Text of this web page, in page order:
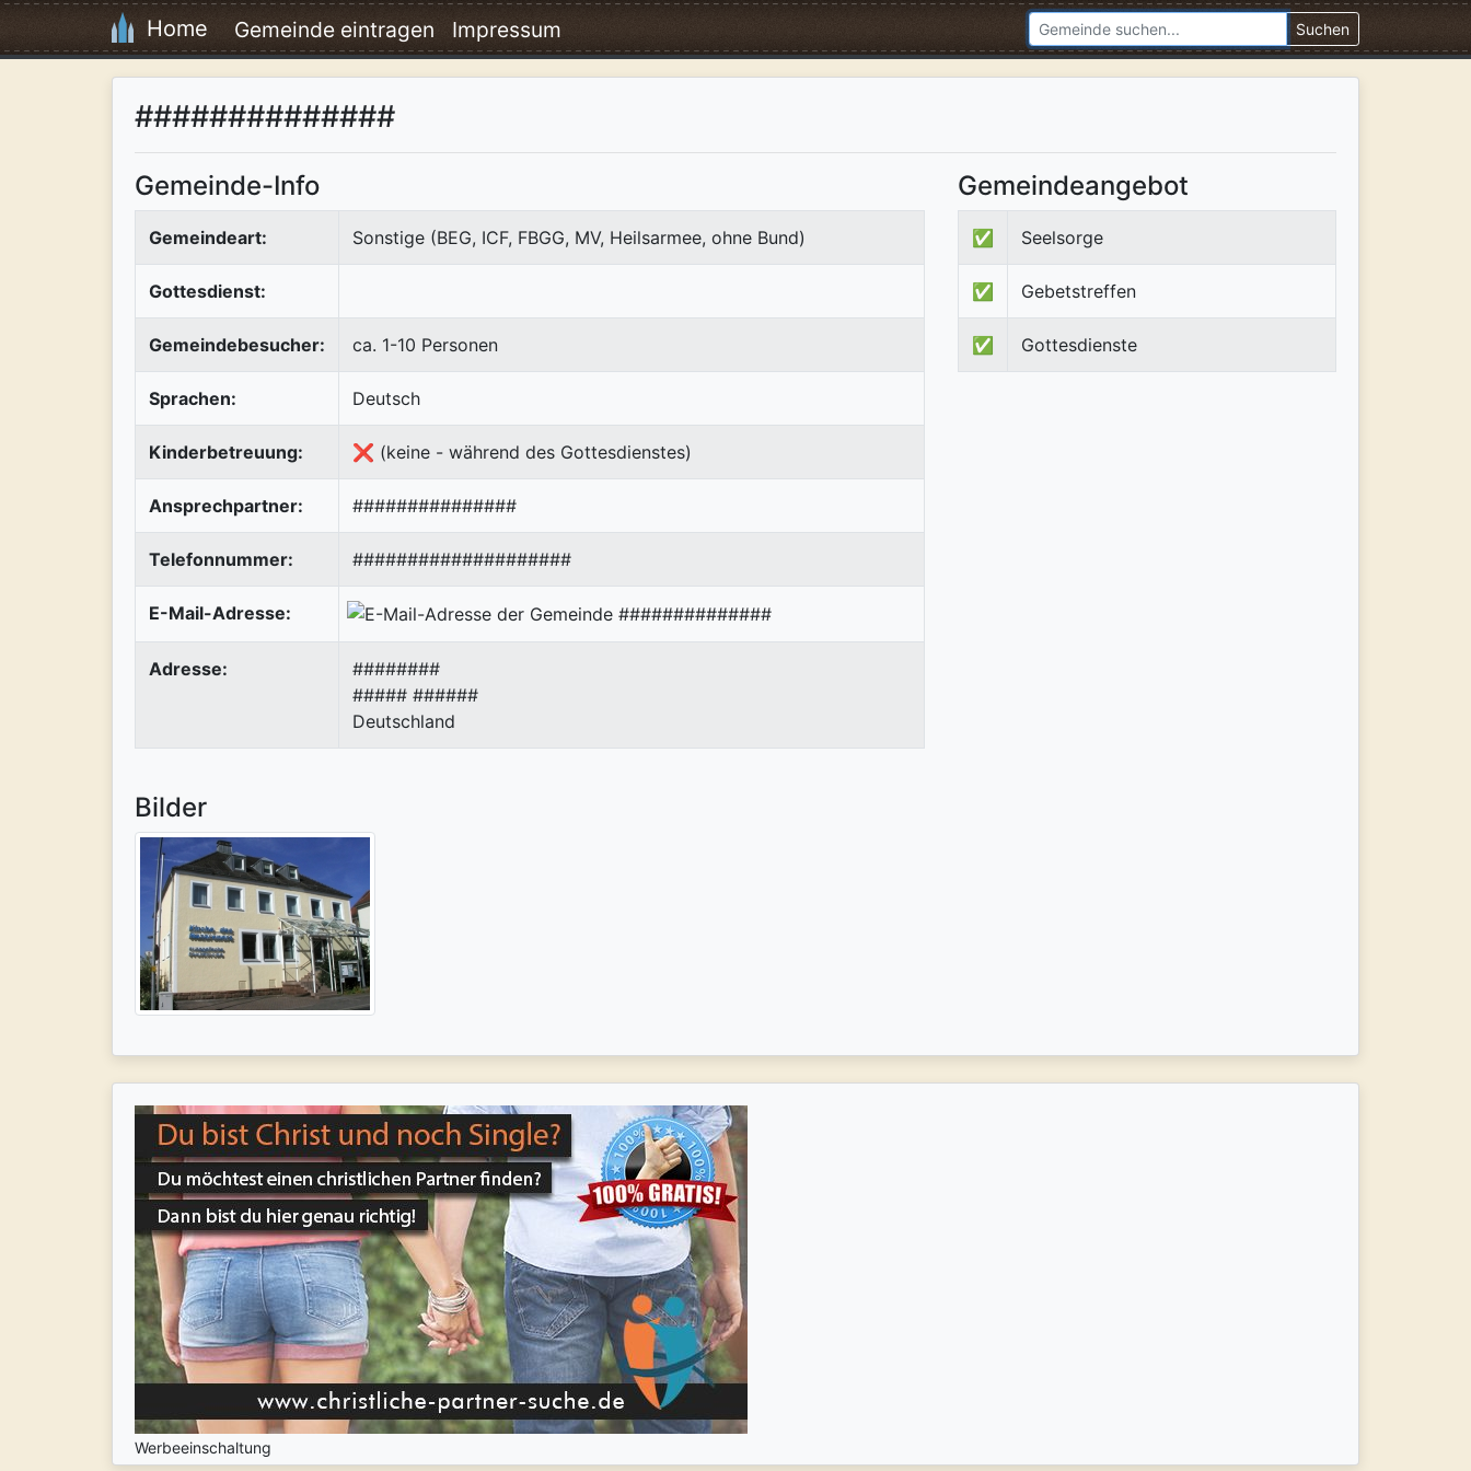
Home Gemeinde eintragen Impressum Suchen
##############
Gemeinde-Info
Gemeindeart: Sonstige (BEG, ICF, FBGG, MV, Heilsarmee, ohne Bund)
Gottesdienst:
Gemeindebesucher: ca. 1-10 Personen
Sprachen: Deutsch
Kinderbetreuung: ❌ (keine - während des Gottesdienstes)
Ansprechpartner: ###############
Telefonnummer: ####################
E-Mail-Adresse:
Adresse:
########
##### ######
Deutschland
Gemeindeangebot
✅ Seelsorge
✅ Gebetstreffen
✅ Gottesdienste
Bilder
Werbeeinschaltung